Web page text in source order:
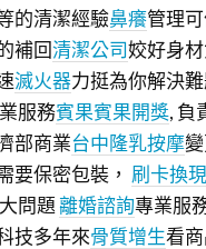
的清潔經驗鼻癢管理
補回清潔公司姣好身
滅火器力挺為你解決
服務賓果賓果開獎, 負
部商業台中隆乳按摩
要保密包裝， 刷卡換
問題離婚諮詢專業服
技多年來骨質增生看